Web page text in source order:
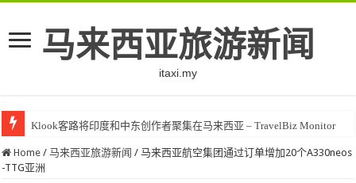
马来西亚旅游新闻
itaxi.my
Klook客路将印度和中东创作者聚集在马来西亚 – TravelBiz Monitor
Home / 马来西亚旅游新闻 / 马来西亚航空集团通过订单增加20个A330neos
-TTG亚洲